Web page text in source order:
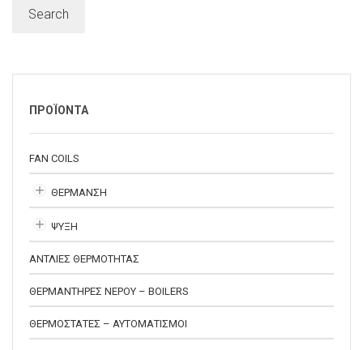
Search
ΠΡΟΪΟΝΤΑ
FAN COILS
ΘΕΡΜΑΝΣΗ
ΨΥΞΗ
ΑΝΤΛΙΕΣ ΘΕΡΜΟΤΗΤΑΣ
ΘΕΡΜΑΝΤΗΡΕΣ ΝΕΡΟΥ – BOILERS
ΘΕΡΜΟΣΤΑΤΕΣ – ΑΥΤΟΜΑΤΙΣΜΟΙ